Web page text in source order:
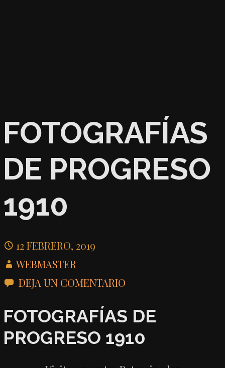
FOTOGRAFÍAS
DE PROGRESO
1910
12 FEBRERO, 2019
WEBMASTER
DEJA UN COMENTARIO
FOTOGRAFÍAS DE
PROGRESO 1910